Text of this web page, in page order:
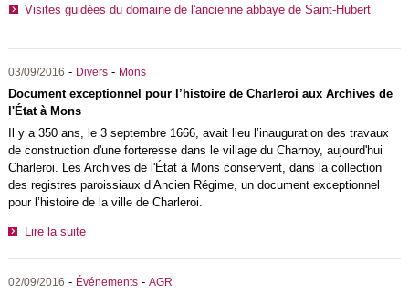
Visites guidées du domaine de l'ancienne abbaye de Saint-Hubert
03/09/2016 - Divers- Mons
Document exceptionnel pour l’histoire de Charleroi aux Archives de
l'État à Mons
Il y a 350 ans, le 3 septembre 1666, avait lieu l’inauguration des travaux
de construction d'une forteresse dans le village du Charnoy, aujourd'hui
Charleroi. Les Archives de l'État à Mons conservent, dans la collection
des registres paroissiaux d’Ancien Régime, un document exceptionnel
pour l’histoire de la ville de Charleroi.
Lire la suite
02/09/2016 - Événements- AGR